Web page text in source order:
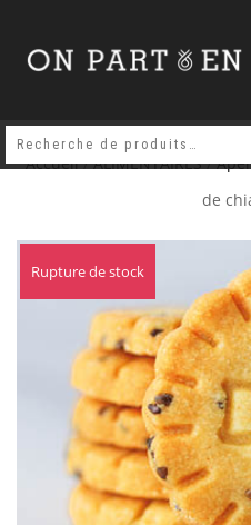
Accueil/ALIMENTAIRES/
de
Rupture de stock